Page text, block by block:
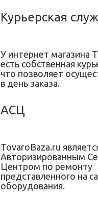
Курьерская
У интернет магазина
есть собственная
что позволяет
в день заказа.
АСЦ
TovaroBaza.ru
Авторизированным
Центром по ремонту
представленного на
оборудования.